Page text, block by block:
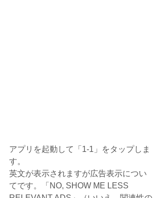
アプリを起動して「1-1」をタップしま
す。
英文が表示されますが広告表示につい
てです。「NO, SHOW ME LESS